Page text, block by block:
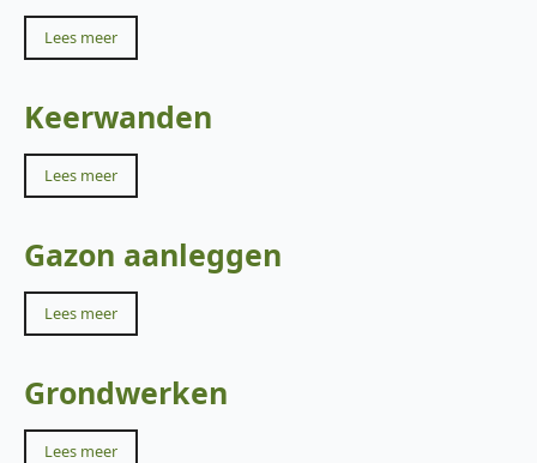
Lees meer
Keerwanden
Lees meer
Gazon aanleggen
Lees meer
Grondwerken
Lees meer